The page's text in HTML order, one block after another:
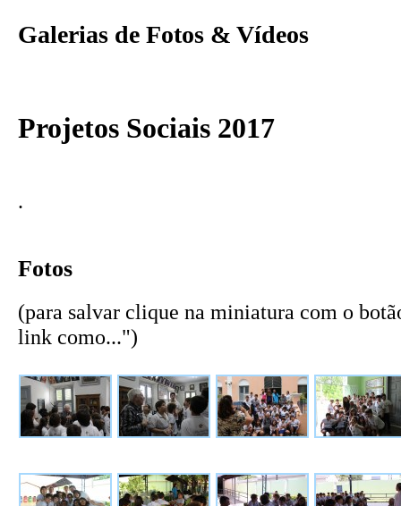
Galerias de Fotos & Vídeos
Projetos Sociais 2017
.
Fotos
(para salvar clique na miniatura com o
link como...")